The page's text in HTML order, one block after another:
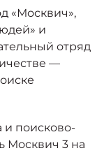
седан
равные
«Москвич»,
и
отряд
—
и поисково-
Москвич 3 на